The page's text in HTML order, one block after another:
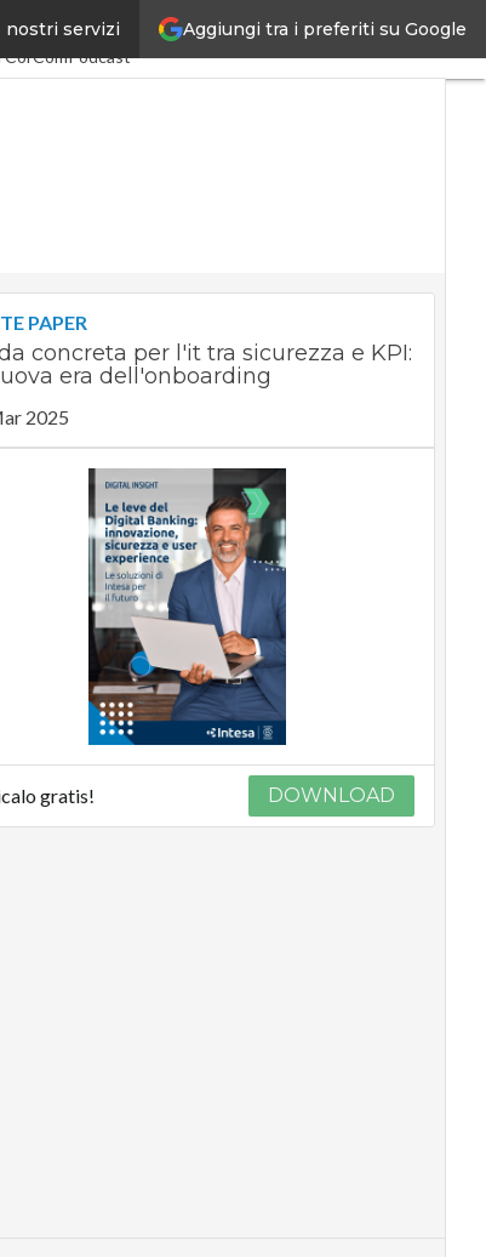
Aggiungi tra i preferiti su Google
nostri servizi
Digitale
CorComPodcast
PAPER
concreta per l'it tra sicurezza e KPI:
era dell'onboarding
2025
gratis! DOWNLOAD